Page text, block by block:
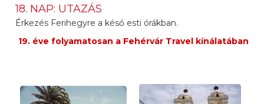
18. NAP: UTAZÁS
Érkezés Ferihegyre a késő esti órákban.
19. éve folyamatosan a Fehérvár Travel kínálatában